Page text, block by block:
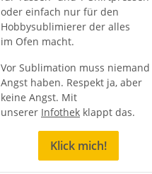
oder einfach nur für den
Hobbysublimierer der alles
im Ofen macht.
Vor Sublimation muss niemand
Angst haben. Respekt ja, aber
keine Angst. Mit
unserer Infothek klappt das.
Klick mich!